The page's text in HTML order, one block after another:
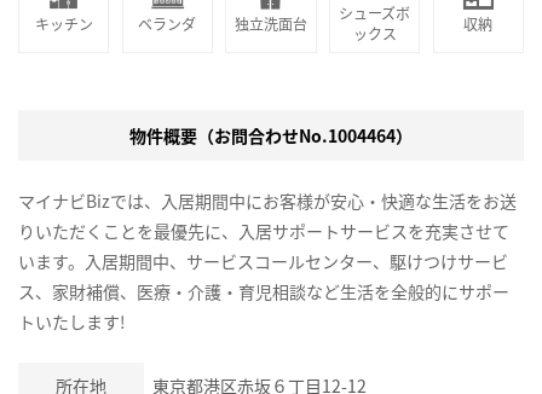
キッチン ベランダ 独立洗面台
シューズボ
ックス
収納
物件概要（お問合わせNo.1004464）
マイナビBizでは、入居期間中にお客様が安心・快適な生活をお送
りいただくことを最優先に、入居サポートサービスを充実させて
います。入居期間中、サービスコールセンター、駆けつけサービ
ス、家財補償、医療・介護・育児相談など生活を全般的にサポー
トいたします!
所在地 東京都港区赤坂６丁目12-12